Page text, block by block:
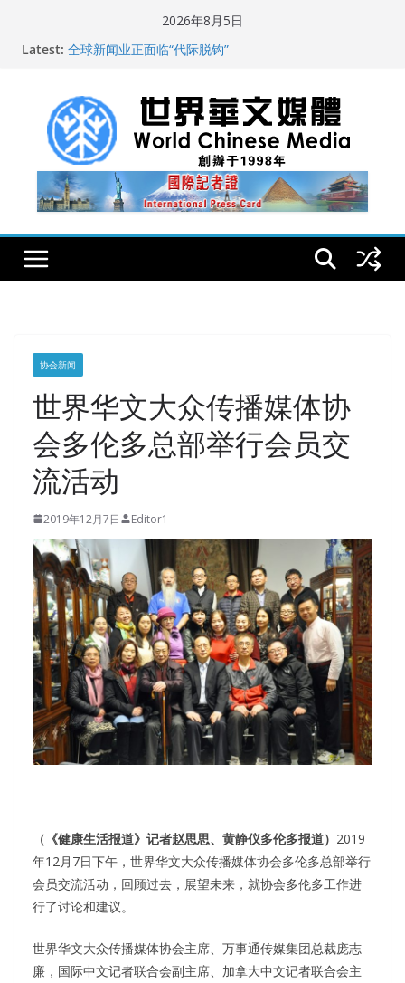
2026年8月5日
Latest: 全球新闻业正面临“代际脱钩”
全球300家以上英文媒体聚焦深圳首届国际佛事用品暨沉
香文化艺术展
世界华文大众传播媒体协会公开声明
从一杯沉香叶茶到一缕海南天香：加拿大茶艺师邓岚月
海南沉香文化考察纪行
协会新闻
世界华文大众传播媒体协
会多伦多总部举行会员交
流活动
2019年12月7日 Editor1
（《健康生活报道》记者赵思思、黄静仪多伦多报道） 2019
年12月7日下午，世界华文大众传播媒体协会多伦多总部举行
会员交流活动，回顾过去，展望未来，就协会多伦多工作进
行了讨论和建议。
世界华文大众传播媒体协会主席、万事通传媒集团总裁庞志
廉，国际中文记者联合会副主席、加拿大中文记者联合会主